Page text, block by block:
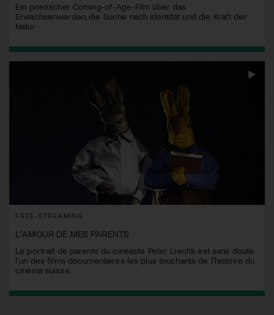
Ein poetischer Coming-of-Age-Film über das
Erwachsenwerden, die Suche nach Identität und die Kraft der
Natur
FREE-STREAMING
L'AMOUR DE MES PARENTS
Le portrait de parents du cinéaste Peter Liechti est sans doute
l'un des films documentaires les plus touchants de l'histoire du
cinéma suisse.